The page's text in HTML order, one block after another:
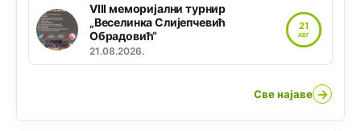
VIII меморијални турнир
„Веселинка Слијепчевић
Обрадовић“
21.08.2026.
21
АВГ
Све најаве →